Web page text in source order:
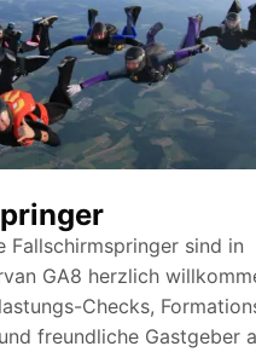
Fallschirmspringer sind in
GA8 herzlich
Checks,
freundliche Gastgeber